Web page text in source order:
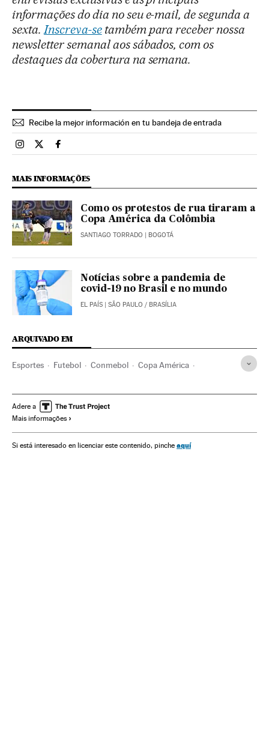
informações do dia no seu e-mail, de segunda a
sexta.Inscreva-setambém para receber nossa
newsletter semanal aos sábados, com os
destaques da cobertura na semana.
Recibe la mejor información en tu bandeja de entrada
Esportes El País Brasil en Instagram
Esportes El País Brasil en Twitter
Esportes El País Brasil en Facebook
MAIS INFORMAÇÕES
Como os protestos de rua tiraram a
Copa América da Colômbia
SANTIAGO TORRADO | BOGOTÁ
Notícias sobre a pandemia de
covid-19 no Brasil e no mundo
EL PAÍS | SÃO PAULO / BRASÍLIA
ARQUIVADO EM
Esportes Futebol Conmebol Copa América
Coronavirus Covid-19 Brasil
Adere a
Mais informações
Si está interesado en licenciar este contenido, pinche aquí